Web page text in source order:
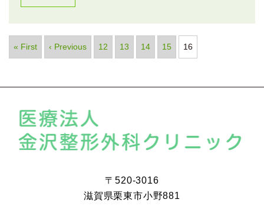
« First ‹ Previous 12 13 14 15 16
〒520-3016
滋賀県栗東市小野881